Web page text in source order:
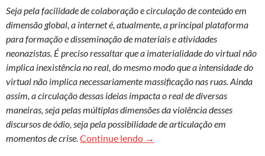
Seja pela facilidade de colaboração e circulação de conteúdo em
dimensão global, a internet é, atualmente, a principal plataforma
para formação e disseminação de materiais e atividades
neonazistas. É preciso ressaltar que a imaterialidade do virtual não
implica inexistência no real, do mesmo modo que a intensidade do
virtual não implica necessariamente massificação nas ruas. Ainda
assim, a circulação dessas ideias impacta o real de diversas
maneiras, seja pelas múltiplas dimensões da violência desses
discursos de ódio, seja pela possibilidade de articulação em
momentos de crise.Continue lendo Neonazismo no Brasil: uma
→